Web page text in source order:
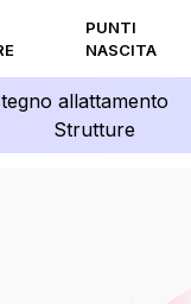
PUNTI
NASCITA
allattamento
Strutture